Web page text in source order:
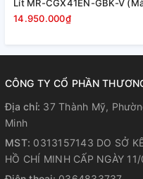
nghệ kháng
chuyển trong tủ đi qua bộ
sạch vi khuẩn, mùi hôi và
trở lại, tạo môi trường an
ngon cho bạn.
Lít MR-CGX41EN-GBK-V
đen)
14.950.000₫
CÔNG TY CỔ PHẦN
Địa chỉ: 37 Thành Mỹ,
Minh
MST: 0313157143 DO SỞ
HỒ CHÍ MINH CẤP NGÀY